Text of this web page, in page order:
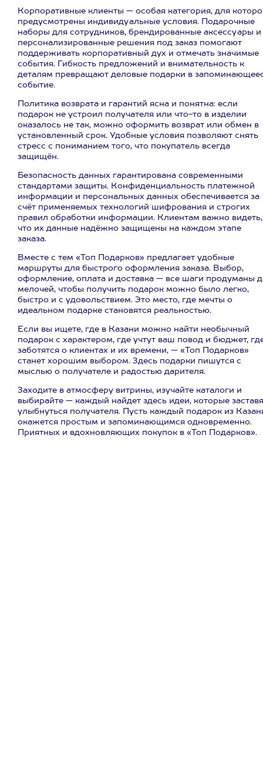
Корпоративные клиенты — особая категория, для
предусмотрены индивидуальные условия. Подарочные
наборы для сотрудников, брендированные аксессуары и
персонализированные решения под заказ помогают
поддерживать корпоративный дух и отмечать значимые
события. Гибкость предложений и внимательность к
деталям превращают деловые подарки в
событие.
Политика возврата и гарантий ясна и понятна: если
подарок не устроил получателя или что-то в изделии
оказалось не так, можно оформить возврат или обмен в
установленный срок. Удобные условия позволяют снять
стресс с пониманием того, что покупатель всегда
защищён.
Безопасность данных гарантирована современными
стандартами защиты. Конфиденциальность платежной
информации и персональных данных обеспечивается за
счёт применяемых технологий шифрования и строгих
правил обработки информации. Клиентам важно видеть,
что их данные надёжно защищены на каждом этапе
заказа.
Вместе с тем «Топ Подарков» предлагает удобные
маршруты для быстрого оформления заказа. Выбор,
оформление, оплата и доставка — все шаги продуманы
мелочей, чтобы получить подарок можно было легко,
быстро и с удовольствием. Это место, где мечты о
идеальном подарке становятся реальностью.
Если вы ищете, где в Казани можно найти необычный
подарок с характером, где учтут ваш повод и бюджет,
заботятся о клиентах и их времени, — «Топ Подарков»
станет хорошим выбором. Здесь подарки пишутся с
мыслью о получателе и радостью дарителя.
Заходите в атмосферу витрины, изучайте каталоги и
выбирайте — каждый найдет здесь идеи, которые
улыбнуться получателя. Пусть каждый подарок из
окажется простым и запоминающимся одновременно.
Приятных и вдохновляющих покупок в «Топ Подарков».